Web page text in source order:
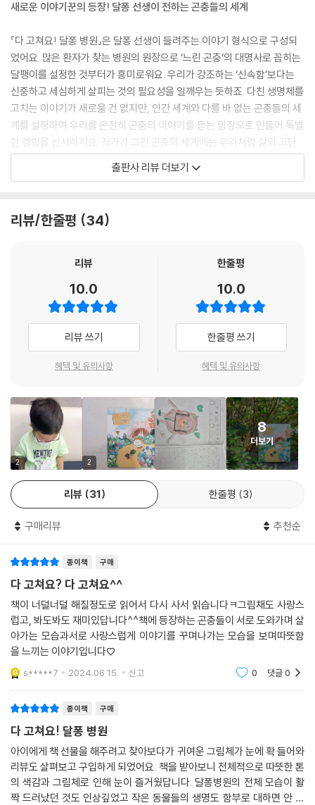
새로운 이야기꾼의 등장! 달퐁 선생이 전하는 곤충들의 세계
『다 고쳐요! 달퐁 병원』은 달퐁 선생이 들려주는 이야기 형식으로 구성되
었어요. 많은 환자가 찾는 병원의 원장으로 ‘느린 곤충’의 대명사로 꼽히는
달팽이를 설정한 것부터가 흥미로워요. 우리가 강조하는 ‘신속함’보다는
신중하고 세심하게 살피는 것의 필요성을 일깨우는 듯하죠. 다친 생명체를
고치는 이야기가 새로울 건 없지만, 인간 세계와 다를 바 없는 곤충들의 세
계를 설정하여 우리를 온전히 곤충의 이야기를 듣는 입장으로 만들어 특별
한 경험을 선사하지요. 작가가 그린 곤충의 세계에는 우리처럼 삶의 고단
함과 걱정, 가족의 일상, 놀고 싶어 하는 아이의 투정이 있어요. 아프면 병
원에 가고, 의사는 환자를 위해 최선을 다하죠. 인간 세상처럼 모든 일이 빠
에요.
따뜻한 그림과 재미난 상상력의 가득!
이 책에는 사랑스러운 캐릭터도 많이 등장해요. 이야기를 이끌어가는 달퐁
선생은 물론, 숲속 구석구석 다니며 병원을 알리는 일을 하는 조카 달공 군,
응급기동대 대장 짹짹이 그리고 엄마 아빠를 살리기 위해 고군분투하는 갬
갬이 등 모두가 따뜻한 색감과 어우러져 사랑스럽게 표현되었죠. 쇠똥구
리, 벌, 지네, 참새, 두루미 등이 각자 역할을 맡아 일하고 있는 ‘다 고쳐요
료하는 방법 등 재미난 상상력이 곳곳에 드러나요.
달퐁 선생의 이야기를 듣는 아이들은, 일하는 게 힘들어 놀러 가자고 엄마
아빠에게 투정을 부리는 갬갬이의 마음이 되어 같이 슬퍼하고, 개미 부부
의 회복을 간절히 바라며, 곳곳에 튀어나오는 재미에 웃기도 하다가 더없
이 뿌듯한 마음으로 책장을 덮게 될 거예요.
해요. 인간들의 부주의함은 물론, 호기심어린 장난으로 다치는 곤충들에
대해 느끼는 미안함이 『다 고쳐요! 달퐁 병원』을 만들어냈죠. 무엇보다 작
디작은 곤충들의 이야기를 우리 세계에 빗대어 더 공감하고 이해할 수 있
어요. 엄마 아빠가 위독한 상황이 되면, 우리는 얼마나 무섭고 두려울까
요? 엄마 아빠를 살리기 위해 병원으로 향하는 아들 개미 갬갬이의 간절한
모습은 우리의 얼굴을 화끈거리게 해요. 개미도 다치면 아프고, 엄마 아빠
를 잃을까 두려워하는, 우리와 똑같은 생명체라는 사실을 깨닫게 되기 때
문이죠. 그래서 “문을 닫아도 좋으니 아픈 곤충이 없으면 좋겠다”는 달퐁
랑 이 얘기를 꼭 들려주라”는 부탁은 책장을 덮는 우리에게 질문을 던지죠.
우리는 작은 생명을 소중히 여기는, 작은 생명체에게도 친절한 사람인가?
하고 말이에요.
상대를 존중하는 법
출판사 리뷰 더보기
리뷰/한줄평 34
리뷰
10.0
리뷰 쓰기
혜택 및 유의사항
한줄평
10.0
한줄평 쓰기
혜택 및 유의사항
2 2
8
더보기
리뷰 31 한줄평 3
구매리뷰 추천순
종이책 구매
다 고쳐요? 다 고쳐요^^
책이 너덜너덜 해질정도로 읽어서 다시 사서 읽습니다ㅋ그림채도 사랑스
럽고, 봐도봐도 재미있답니다^^책에 등장하는 곤충들이 서로 도와가며 살
아가는 모습과서로 사랑스럽게 이야기를 꾸며나가는 모습을 보며따뜻함
을 느끼는 이야기입니다♡
s*****7 2024.06.15. 신고 0 댓글0
종이책 구매
다 고쳐요! 달퐁 병원
아이에게 책 선물을 해주려고 찾아보다가 귀여운 그림체가 눈에 확 들어와
리뷰도 살펴보고 구입하게 되었어요. 책을 받아보니 전체적으로 따뜻한 톤
의 색감과 그림체로 인해 눈이 즐거웠답니다. 달퐁병원의 전체 모습이 활
짝 드러났던 것도 인상깊었고 작은 동물들의 생명도 함부로 대하면 안 된